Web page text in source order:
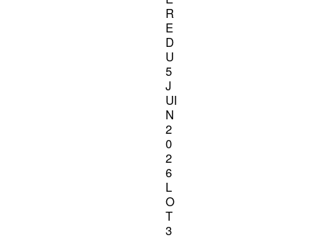
R
E
D
U
5
J
UI
N
2
0
2
6
L
O
T
3